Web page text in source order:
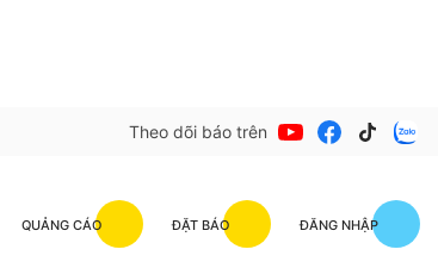
Theo dõi báo trên
QUẢNG CÁO ĐẶT BÁO ĐĂNG NHẬP